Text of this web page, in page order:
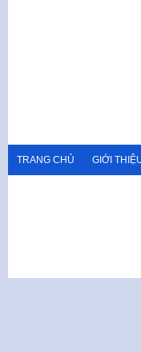
TRANG CHỦ GIỚI